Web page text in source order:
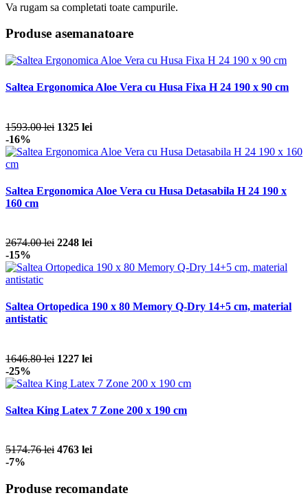
Va rugam sa completati toate campurile.
Produse asemanatoare
Saltea Ergonomica Aloe Vera cu Husa Fixa H 24 190 x 90 cm
1593.00 lei 1325 lei
-16%
Saltea Ergonomica Aloe Vera cu Husa Detasabila H 24 190 x
160 cm
2674.00 lei 2248 lei
-15%
Saltea Ortopedica 190 x 80 Memory Q-Dry 14+5 cm, material
antistatic
1646.80 lei 1227 lei
-25%
Saltea King Latex 7 Zone 200 x 190 cm
5174.76 lei 4763 lei
-7%
Produse recomandate